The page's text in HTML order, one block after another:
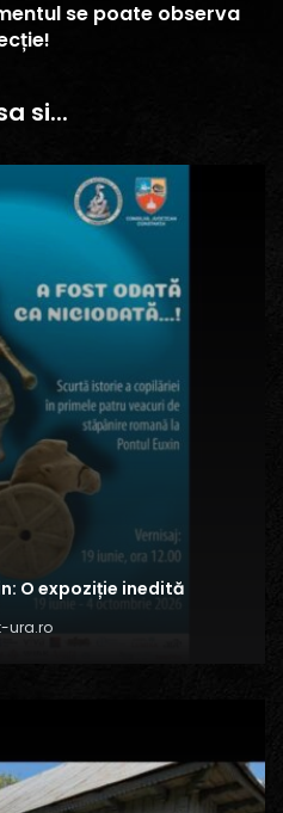
se poate observa
si...
O expoziție inedită
ura.ro